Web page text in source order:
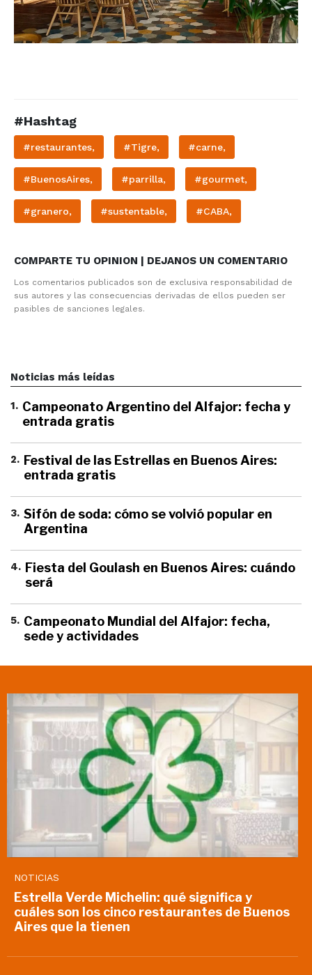
#Hashtag
#restaurantes, #Tigre, #carne,
#BuenosAires, #parrilla, #gourmet,
#granero, #sustentable, #CABA,
COMPARTE TU OPINION | DEJANOS UN COMENTARIO
Los comentarios publicados son de exclusiva responsabilidad de
sus autores y las consecuencias derivadas de ellos pueden ser
pasibles de sanciones legales.
Noticias más leídas
1. Campeonato Argentino del Alfajor: fecha y
entrada gratis
2. Festival de las Estrellas en Buenos Aires:
entrada gratis
3. Sifón de soda: cómo se volvió popular en
Argentina
4. Fiesta del Goulash en Buenos Aires: cuándo
será
5. Campeonato Mundial del Alfajor: fecha,
sede y actividades
NOTICIAS
Estrella Verde Michelin: qué significa y
cuáles son los cinco restaurantes de Buenos
Aires que la tienen